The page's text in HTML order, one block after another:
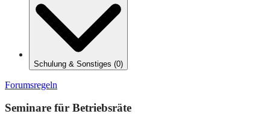
Schulung & Sonstiges (0)
Forumsregeln
Seminare für Betriebsräte